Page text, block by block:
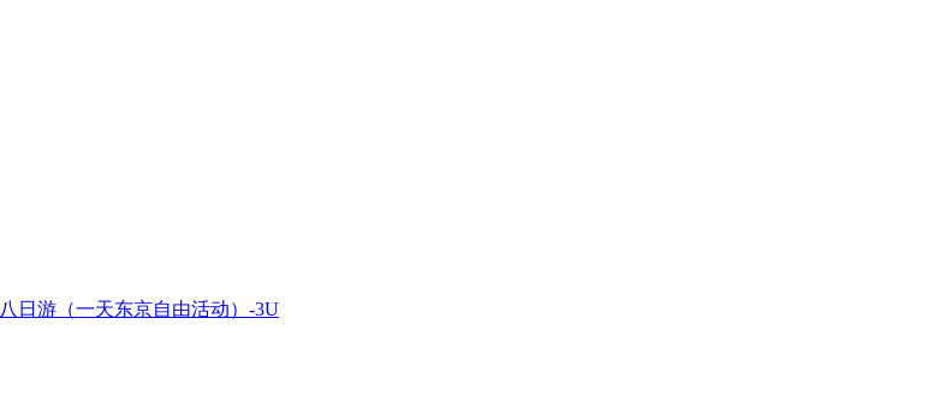
日游（一天东京自由活动）-3U